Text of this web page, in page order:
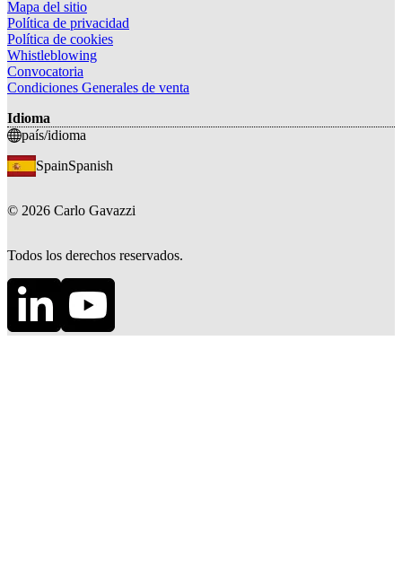
Mapa del sitio
Política de privacidad
Política de cookies
Whistleblowing
Convocatoria
Condiciones Generales de venta
Idioma
país/idioma
SpainSpanish
© 2026 Carlo Gavazzi
Todos los derechos reservados.